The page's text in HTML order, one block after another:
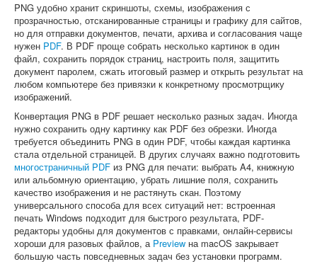
PNG удобно хранит скриншоты, схемы, изображения с
прозрачностью, отсканированные страницы и графику для сайтов,
но для отправки документов, печати, архива и согласования чаще
нужен PDF. В PDF проще собрать несколько картинок в один
файл, сохранить порядок страниц, настроить поля, защитить
документ паролем, сжать итоговый размер и открыть результат на
любом компьютере без привязки к конкретному просмотрщику
изображений.
Конвертация PNG в PDF решает несколько разных задач. Иногда
нужно сохранить одну картинку как PDF без обрезки. Иногда
требуется объединить PNG в один PDF, чтобы каждая картинка
стала отдельной страницей. В других случаях важно подготовить
многостраничный PDF из PNG для печати: выбрать A4, книжную
или альбомную ориентацию, убрать лишние поля, сохранить
качество изображения и не растянуть скан. Поэтому
универсального способа для всех ситуаций нет: встроенная
печать Windows подходит для быстрого результата, PDF-
редакторы удобны для документов с правками, онлайн-сервисы
хороши для разовых файлов, а Preview на macOS закрывает
большую часть повседневных задач без установки программ.